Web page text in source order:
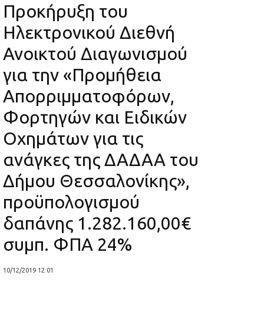
Προκήρυξη του
Ηλεκτρονικού Διεθνή
Ανοικτού Διαγωνισμού
για την «Προμήθεια
Απορριμματοφόρων,
Φορτηγών και Ειδικών
Οχημάτων για τις
ανάγκες της ΔΑΔΑΑ του
Δήμου Θεσσαλονίκης»,
προϋπολογισμού
δαπάνης 1.282.160,00€
συμπ. ΦΠΑ 24%
10/12/2019 12:01